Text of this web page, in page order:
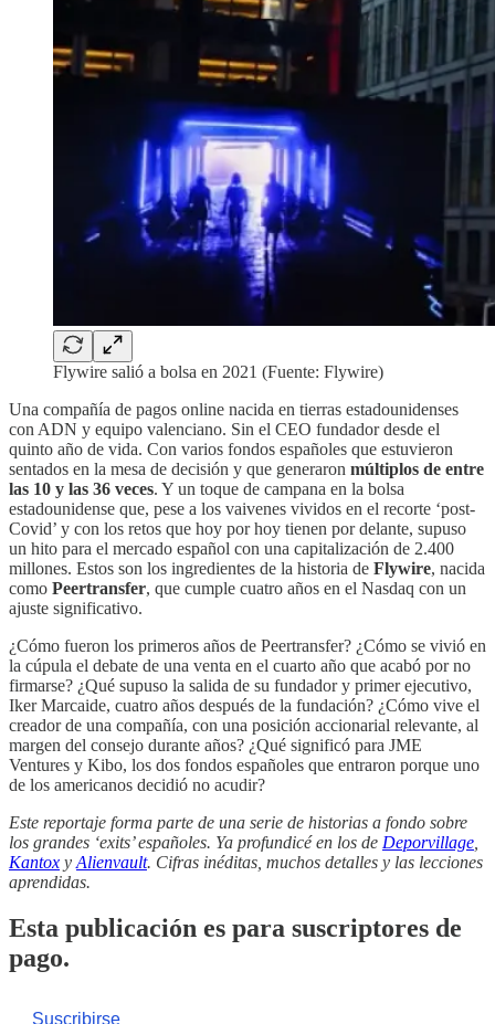
Flywire salió a bolsa en 2021 (Fuente: Flywire)
Una compañía de pagos online nacida en tierras estadounidenses
con ADN y equipo valenciano. Sin el CEO fundador desde el
quinto año de vida. Con varios fondos españoles que estuvieron
sentados en la mesa de decisión y que generaron múltiplos de entre
las 10 y las 36 veces. Y un toque de campana en la bolsa
estadounidense que, pese a los vaivenes vividos en el recorte ‘post-
Covid’ y con los retos que hoy por hoy tienen por delante, supuso
un hito para el mercado español con una capitalización de 2.400
millones. Estos son los ingredientes de la historia de Flywire, nacida
como Peertransfer, que cumple cuatro años en el Nasdaq con un
ajuste significativo.
¿Cómo fueron los primeros años de Peertransfer? ¿Cómo se vivió en
la cúpula el debate de una venta en el cuarto año que acabó por no
firmarse? ¿Qué supuso la salida de su fundador y primer ejecutivo,
Iker Marcaide, cuatro años después de la fundación? ¿Cómo vive el
creador de una compañía, con una posición accionarial relevante, al
margen del consejo durante años? ¿Qué significó para JME
Ventures y Kibo, los dos fondos españoles que entraron porque uno
de los americanos decidió no acudir?
Este reportaje forma parte de una serie de historias a fondo sobre
los grandes ‘exits’ españoles. Ya profundicé en los de Deporvillage
Kantox y Alienvault. Cifras inéditas, muchos detalles y las lecciones
aprendidas.
Esta publicación es para suscriptores de
pago.
Suscribirse